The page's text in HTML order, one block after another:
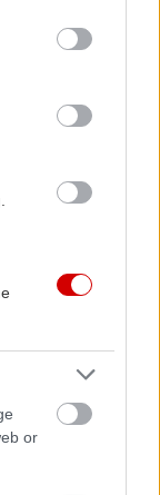
may click to
party tags to
below Google
or